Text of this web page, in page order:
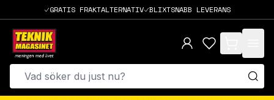
GRATIS FRAKTALTERNATIV BLIXTSNABB LEVERANS
items in cart,